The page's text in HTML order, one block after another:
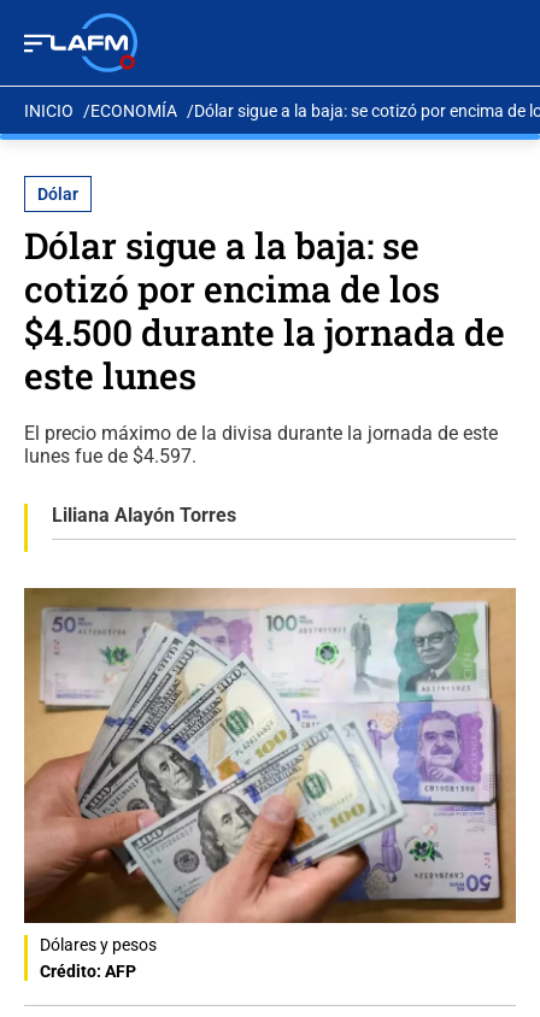
INICIO ECONOMÍA Dólar sigue a la baja: se cotizó por encima de
Dólar
Dólar sigue a la baja: se
cotizó por encima de los
$4.500 durante la jornada de
este lunes
El precio máximo de la divisa durante la jornada de este
lunes fue de $4.597.
Liliana Alayón Torres
Dólares y pesos
Crédito: AFP